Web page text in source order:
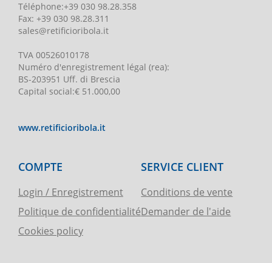
Téléphone:+39 030 98.28.358
Fax: +39 030 98.28.311
sales@retificioribola.it
TVA 00526010178
Numéro d'enregistrement légal (rea):
BS-203951 Uff. di Brescia
Capital social:€ 51.000,00
www.retificioribola.it
COMPTE
Login / Enregistrement
Politique de confidentialité
Cookies policy
SERVICE CLIENT
Conditions de vente
Demander de l'aide